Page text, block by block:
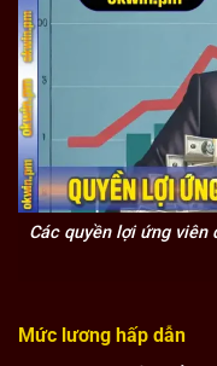
Các quyền lợi ứng viên
Mức lương hấp dẫn